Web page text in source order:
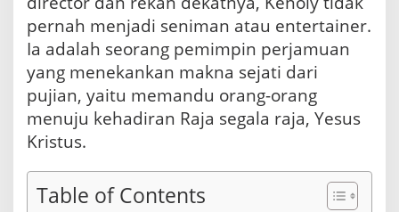
o
d
e
n
pernah menjadi seniman atau entertainer.
Ia adalah seorang pemimpin perjamuan
yang menekankan makna sejati dari
pujian, yaitu memandu orang-orang
menuju kehadiran Raja segala raja, Yesus
Kristus.
Table of Contents